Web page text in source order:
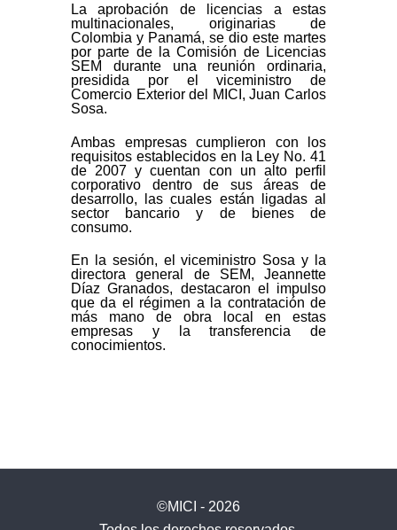
La aprobación de licencias a estas
multinacionales, originarias de
Colombia y Panamá, se dio este martes
por parte de la Comisión de Licencias
SEM durante una reunión ordinaria,
presidida por el viceministro de
Comercio Exterior del MICI, Juan Carlos
Sosa.
Ambas empresas cumplieron con los
requisitos establecidos en la Ley No. 41
de 2007 y cuentan con un alto perfil
corporativo dentro de sus áreas de
desarrollo, las cuales están ligadas al
sector bancario y de bienes de
consumo.
En la sesión, el viceministro Sosa y la
directora general de SEM, Jeannette
Díaz Granados, destacaron el impulso
que da el régimen a la contratación de
más mano de obra local en estas
empresas y la transferencia de
conocimientos.
©MICI - 2026